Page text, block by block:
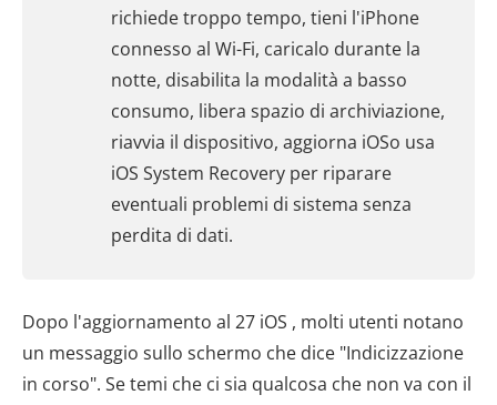
richiede troppo tempo, tieni l'iPhone
connesso al Wi-Fi, caricalo durante la
notte, disabilita la modalità a basso
consumo, libera spazio di archiviazione,
riavvia il dispositivo, aggiorna iOSo usa
iOS System Recovery per riparare
eventuali problemi di sistema senza
perdita di dati.
Dopo l'aggiornamento al 27 iOS , molti utenti notano
un messaggio sullo schermo che dice "Indicizzazione
in corso". Se temi che ci sia qualcosa che non va con il